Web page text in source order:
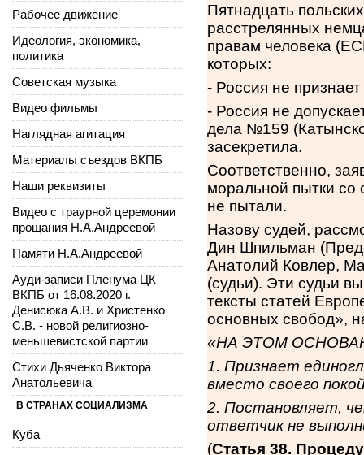
Пятнадцать
расстрелянных
правам человека
которых:
- Россия не
- Россия не
дела №159
засекретила.
Соответственно,
моральной пытки со
не пытали.
Назову судей,
Дин Шпильман
Анатолий Ковлер,
(судьи). Эти судьи
тексты статей
основных свобод»,
«НА ЭТОМ
1. Признает
вместо своего
2. Постановляет,
ответчик не
(Статья 38.
Рабочее движение
Идеология, экономика,
политика
Советская музыка
Видео фильмы
Наглядная агитация
Материалы съездов ВКПБ
Наши реквизиты
Видео с траурной церемонии
прощания Н.А.Андреевой
Памяти Н.А.Андреевой
Ауди-записи Пленума ЦК
ВКПБ от 16.08.2020 г.
Денисюка А.В. и Христенко
С.В. - новой религиозно-
меньшевистской партии
Стихи Дьяченко Виктора
Анатольевича
В СТРАНАХ СОЦИАЛИЗМА
Куба